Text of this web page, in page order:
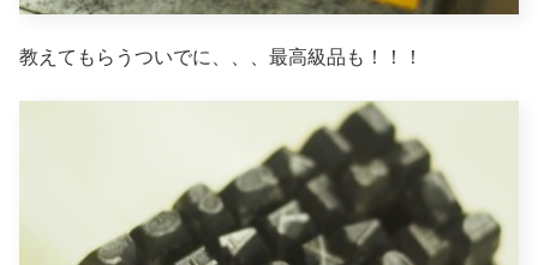
教えてもらうついでに、、、最高級品も！！！